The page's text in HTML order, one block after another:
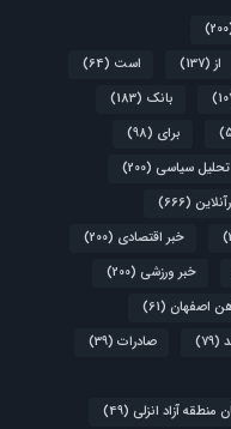
از (137) است (64)
بانک (183)
برای (98)
تحلیل سیاسی (200)
(666)
خبر اقتصادی (200)
خبر ورزشی (200)
اصفهان (61)
(79) صادرات (39)
آزاد انزلی (49)